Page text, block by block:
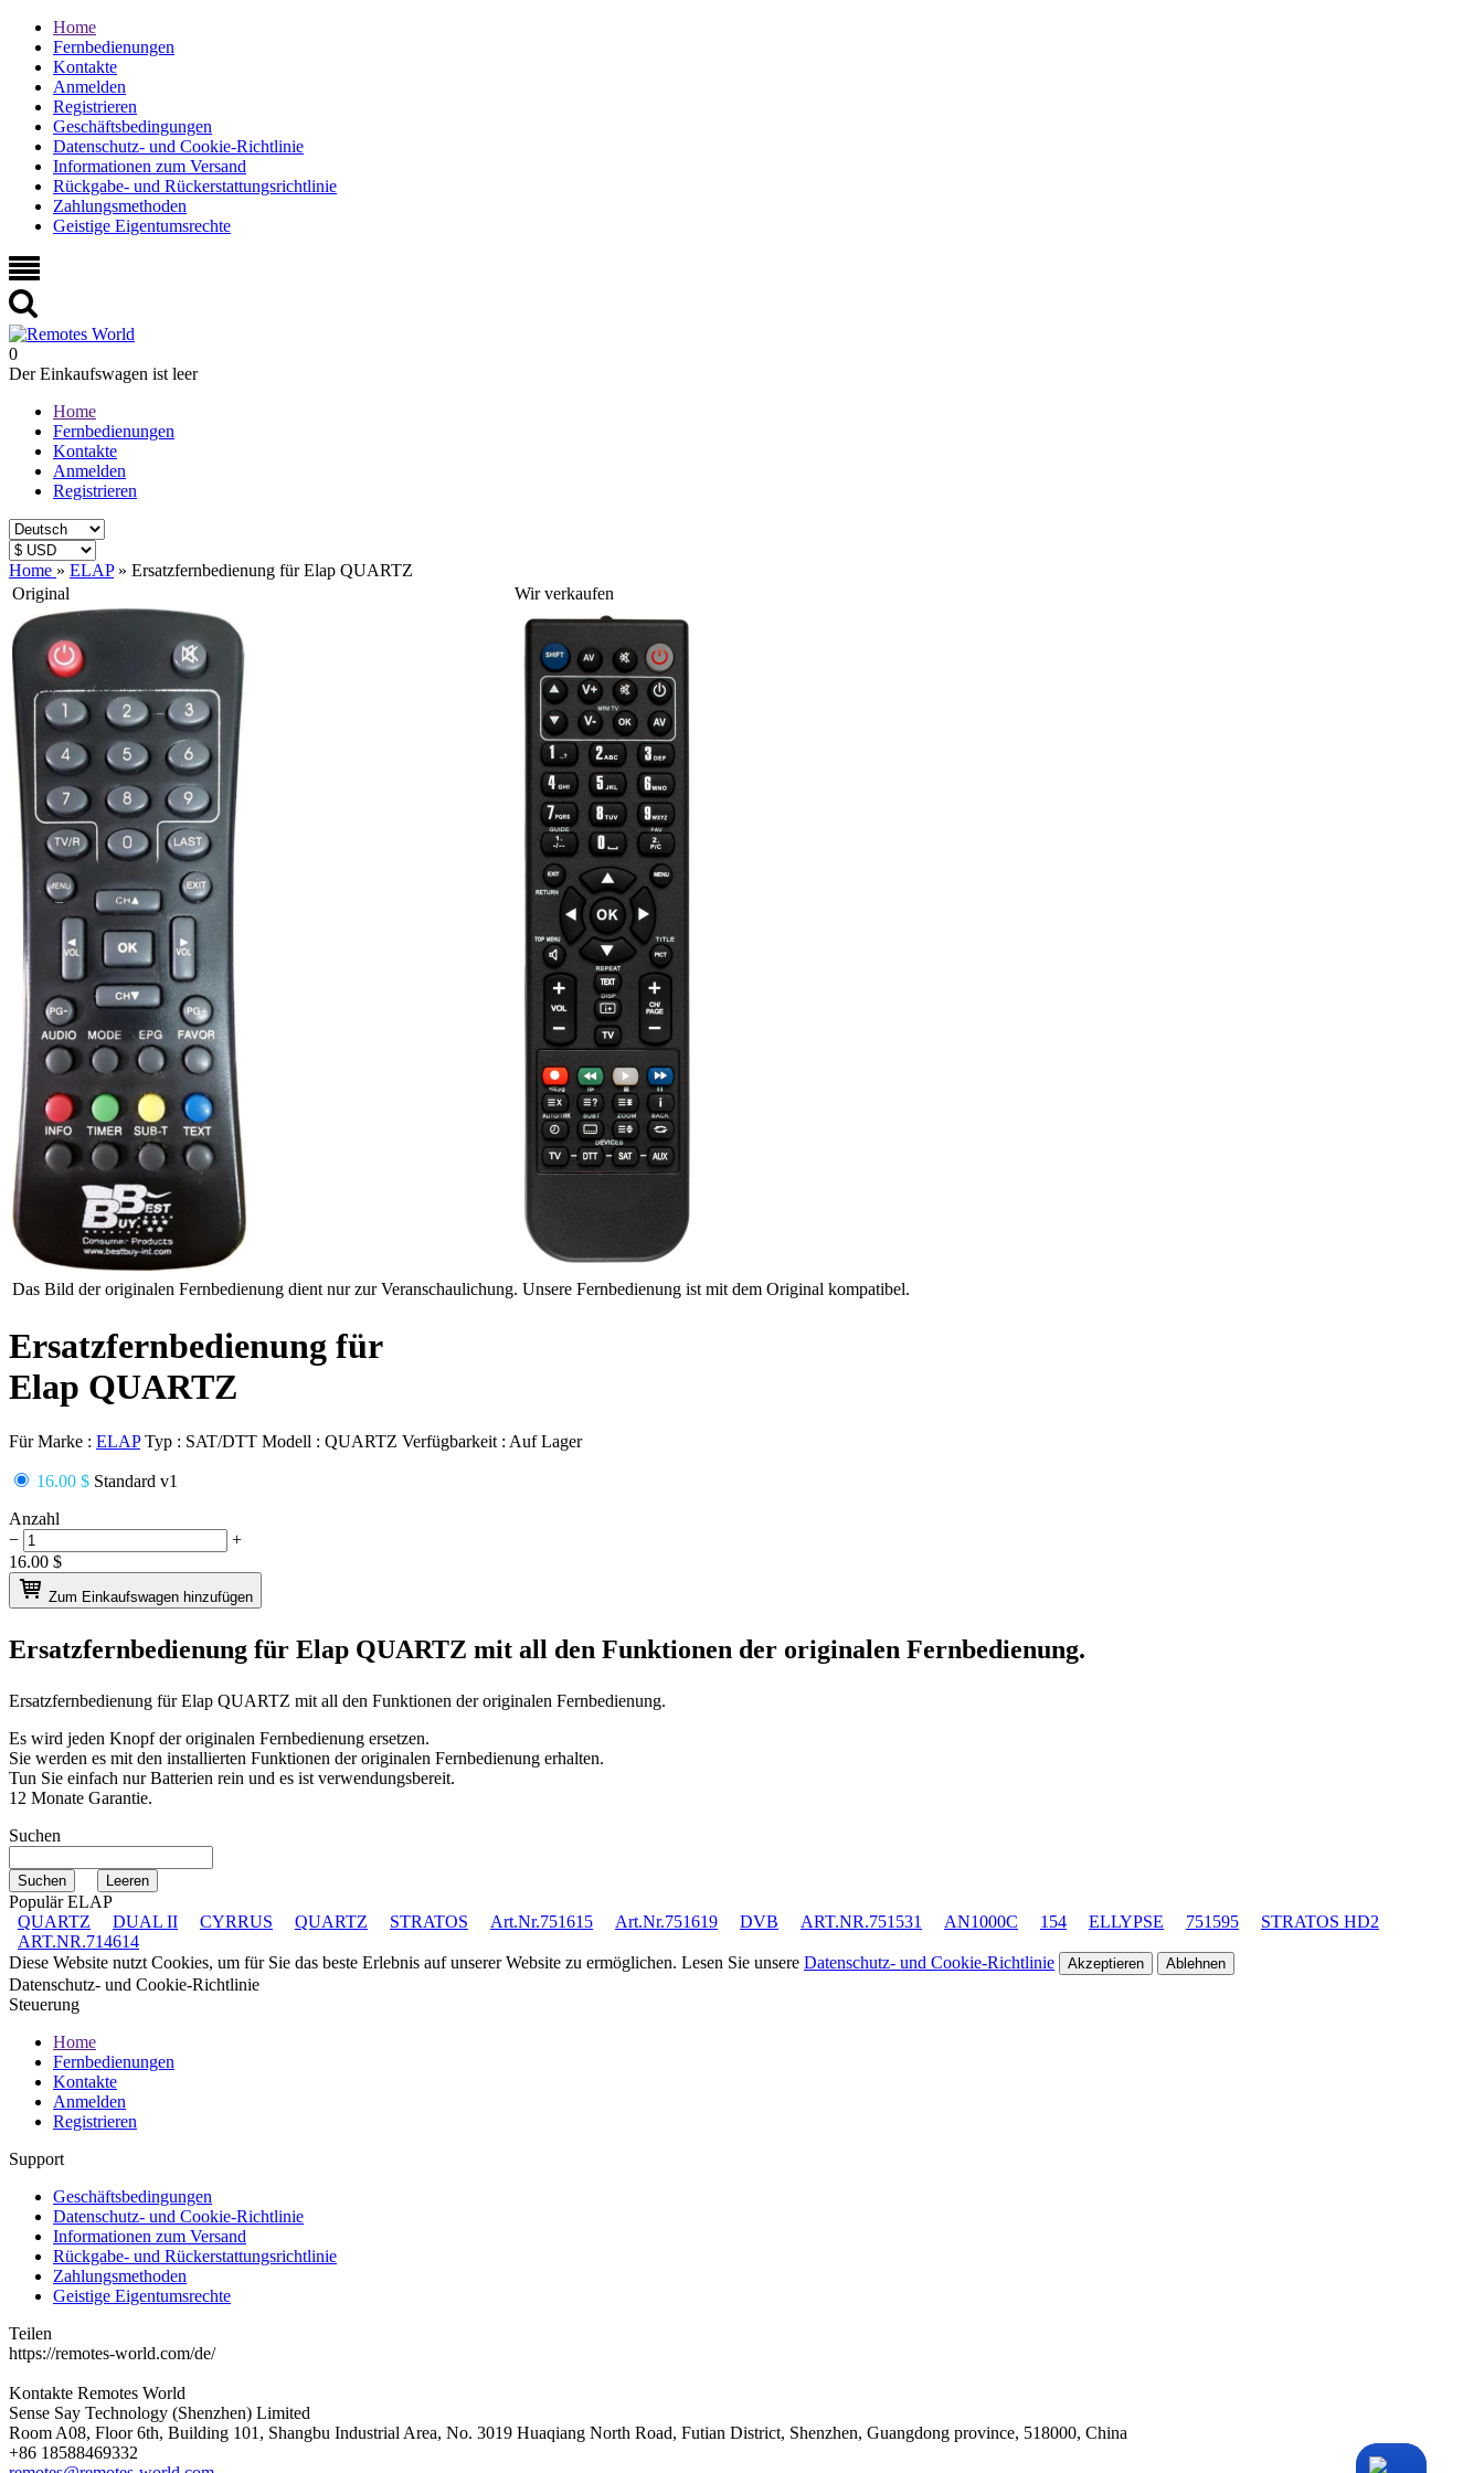
Home
Fernbedienungen
Kontakte
Anmelden
Registrieren
Geschäftsbedingungen
Datenschutz- und Cookie-Richtlinie
Informationen zum Versand
Rückgabe- und Rückerstattungsrichtlinie
Zahlungsmethoden
Geistige Eigentumsrechte
0
Der Einkaufswagen ist leer
Home
Fernbedienungen
Kontakte
Anmelden
Registrieren
Home » ELAP » Ersatzfernbedienung für Elap QUARTZ
Original
Wir verkaufen
Das Bild der originalen Fernbedienung dient nur zur Veranschaulichung. Unsere Fernbedienung ist mit dem Original kompatibel.
Ersatzfernbedienung für
Elap QUARTZ
Für Marke : ELAP Typ : SAT/DTT Modell : QUARTZ Verfügbarkeit : Auf Lager
16.00 $ Standard v1
Anzahl
−
+
16.00 $
Zum Einkaufswagen hinzufügen
Ersatzfernbedienung für Elap QUARTZ mit all den Funktionen der originalen Fernbedienung.
Ersatzfernbedienung fürElap QUARTZ mit all den Funktionen der originalen Fernbedienung.
Es wird jeden Knopf der originalen Fernbedienung ersetzen.
Sie werden es mit den installierten Funktionen der originalen Fernbedienung erhalten.
Tun Sie einfach nur Batterien rein und es ist verwendungsbereit.
12 Monate Garantie.
Suchen
Populär ELAP
QUARTZ
DUAL II CYRRUS QUARTZ STRATOS Art.Nr.751615 Art.Nr.751619 DVB ART.NR.751531 AN1000C 154 ELLYPSE 751595
STRATOS HD2
ART.NR.714614
Diese Website nutzt Cookies, um für Sie das beste Erlebnis auf unserer Website zu ermöglichen. Lesen Sie unsere Datenschutz- und Cookie-Richtlinie Akzeptieren Ablehnen
Datenschutz- und Cookie-Richtlinie
Steuerung
Home
Fernbedienungen
Kontakte
Anmelden
Registrieren
Support
Geschäftsbedingungen
Datenschutz- und Cookie-Richtlinie
Informationen zum Versand
Rückgabe- und Rückerstattungsrichtlinie
Zahlungsmethoden
Geistige Eigentumsrechte
Teilen
https://remotes-world.com/de/
Kontakte Remotes World
Sense Say Technology (Shenzhen) Limited
Room A08, Floor 6th, Building 101, Shangbu Industrial Area, No. 3019 Huaqiang North Road, Futian District, Shenzhen, Guangdong province, 518000, China
+86 18588469332